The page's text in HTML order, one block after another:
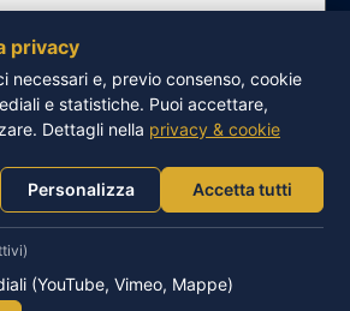
l’informativa sulla privacy
ISCRIVITI
privacy
necessari e, previo consenso, cookie
e statistiche. Puoi accettare,
Dettagli nella privacy & cookie
Personalizza Accetta tutti
(YouTube, Vimeo, Mappe)